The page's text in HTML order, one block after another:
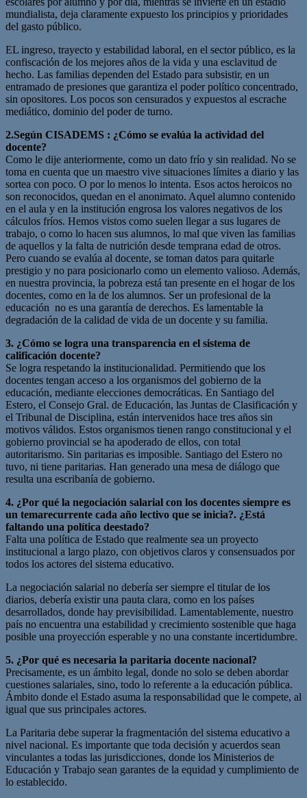
mundialista, deja claramente expuesto los principios y prioridades
del gasto público.
EL ingreso, trayecto y estabilidad laboral, en el sector público, es la
confiscación de los mejores años de la vida y una esclavitud de
hecho. Las familias dependen del Estado para subsistir, en un
entramado de presiones que garantiza el poder político concentrado,
sin opositores. Los pocos son censurados y expuestos al escrache
mediático, dominio del poder de turno.
2.Según CISADEMS : ¿Cómo se evalúa la actividad del
docente?
Como le dije anteriormente, como un dato frío y sin realidad. No se
toma en cuenta que un maestro vive situaciones límites a diario y las
sortea con poco. O por lo menos lo intenta. Esos actos heroicos no
son reconocidos, quedan en el anonimato. Aquel alumno contenido
en el aula y en la institución engrosa los valores negativos de los
cálculos fríos. Hemos vistos como suelen llegar a sus lugares de
trabajo, o como lo hacen sus alumnos, lo mal que viven las familias
de aquellos y la falta de nutrición desde temprana edad de otros.
Pero cuando se evalúa al docente, se toman datos para quitarle
prestigio y no para posicionarlo como un elemento valioso. Además,
en nuestra provincia, la pobreza está tan presente en el hogar de los
docentes, como en la de los alumnos. Ser un profesional de la
educación no es una garantía de derechos. Es lamentable la
degradación de la calidad de vida de un docente y su familia.
3. ¿Cómo se logra una transparencia en el sistema de
calificación docente?
Se logra respetando la institucionalidad. Permitiendo que los
docentes tengan acceso a los organismos del gobierno de la
educación, mediante elecciones democráticas. En Santiago del
Estero, el Consejo Gral. de Educación, las Juntas de Clasificación y
el Tribunal de Disciplina, están intervenidos hace tres años sin
motivos válidos. Estos organismos tienen rango constitucional y el
gobierno provincial se ha apoderado de ellos, con total
autoritarismo. Sin paritarias es imposible. Santiago del Estero no
tuvo, ni tiene paritarias. Han generado una mesa de diálogo que
resulta una escribanía de gobierno.
4. ¿Por qué la negociación salarial con los docentes siempre es
un temarecurrente cada año lectivo que se inicia?. ¿Está
faltando una política deestado?
Falta una política de Estado que realmente sea un proyecto
institucional a largo plazo, con objetivos claros y consensuados por
todos los actores del sistema educativo.
La negociación salarial no debería ser siempre el titular de los
diarios, debería existir una pauta clara, como en los países
desarrollados, donde hay previsibilidad. Lamentablemente, nuestro
país no encuentra una estabilidad y crecimiento sostenible que haga
posible una proyección esperable y no una constante incertidumbre.
5. ¿Por qué es necesaria la paritaria docente nacional?
Precisamente, es un ámbito legal, donde no solo se deben abordar
cuestiones salariales, sino, todo lo referente a la educación pública.
Ámbito donde el Estado asuma la responsabilidad que le compete, al
igual que sus principales actores.
La Paritaria debe superar la fragmentación del sistema educativo a
nivel nacional. Es importante que toda decisión y acuerdos sean
vinculantes a todas las jurisdicciones, donde los Ministerios de
Educación y Trabajo sean garantes de la equidad y cumplimiento de
lo establecido.